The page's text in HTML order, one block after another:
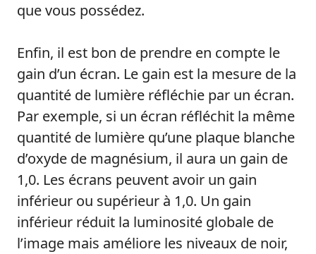
que vous possédez.
Enfin, il est bon de prendre en compte le
gain d’un écran. Le gain est la mesure de la
quantité de lumière réfléchie par un écran.
Par exemple, si un écran réfléchit la même
quantité de lumière qu’une plaque blanche
d’oxyde de magnésium, il aura un gain de
1,0. Les écrans peuvent avoir un gain
inférieur ou supérieur à 1,0. Un gain
inférieur réduit la luminosité globale de
l’image mais améliore les niveaux de noir,